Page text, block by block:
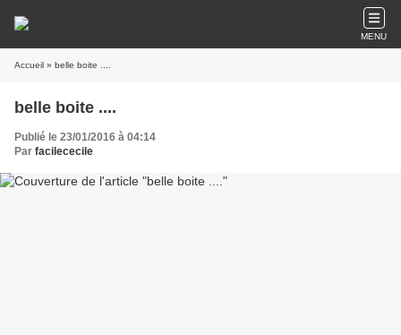
MENU
Accueil » belle boite ....
belle boite ....
Publié le 23/01/2016 à 04:14
Par facilececile